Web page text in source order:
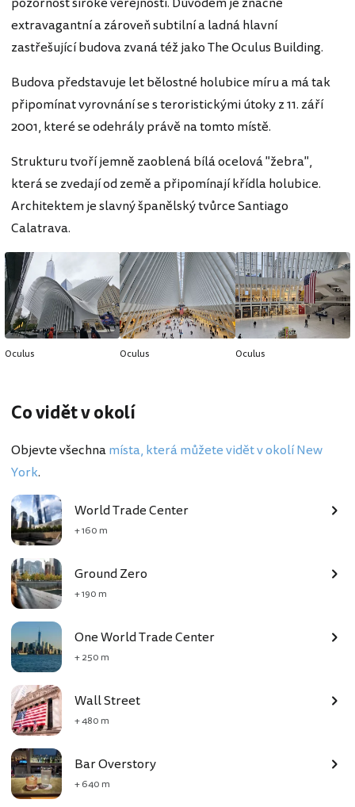
extravagantní a zároveň subtilní a ladná hlavní
zastřešující budova zvaná též jako The Oculus Building.
Budova představuje let bělostné holubice míru a má tak
připomínat vyrovnání se s teroristickými útoky z 11. září
2001, které se odehrály právě na tomto místě.
Strukturu tvoří jemně zaoblená bílá ocelová "žebra",
která se zvedají od země a připomínají křídla holubice.
Architektem je slavný španělský tvůrce Santiago
Calatrava.
Oculus Oculus Oculus
Co vidět v okolí
Objevte všechnamísta, která můžete vidět v okolí New
York.
World Trade Center
+ 160 m
Ground Zero
+ 190 m
One World Trade Center
+ 250 m
Wall Street
+ 480 m
Bar Overstory
+ 640 m